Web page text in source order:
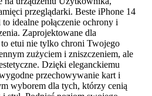
przeglądarki. Beste iPhone 14
idealne połączenie ochrony i
Zaprojektowane dla
etui nie tylko chroni Twojego
zużyciem i zniszczeniem, ale
Dzięki eleganckiemu
przechowywanie kart i
wyborem dla tych, którzy cenią